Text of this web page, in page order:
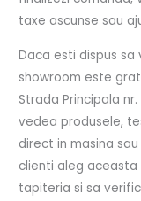
taxe ascunse sau
Daca esti dispus sa
showroom este
Strada Principala nr.
vedea produsele,
direct in masina
clienti aleg
tapiteria si sa